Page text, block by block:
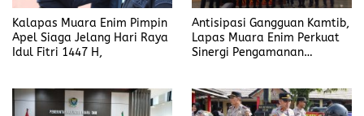
Kalapas Muara Enim Pimpin
Apel Siaga Jelang Hari Raya
Idul Fitri 1447 H,
Antisipasi Gangguan Kamtib,
Lapas Muara Enim Perkuat
Sinergi Pengamanan